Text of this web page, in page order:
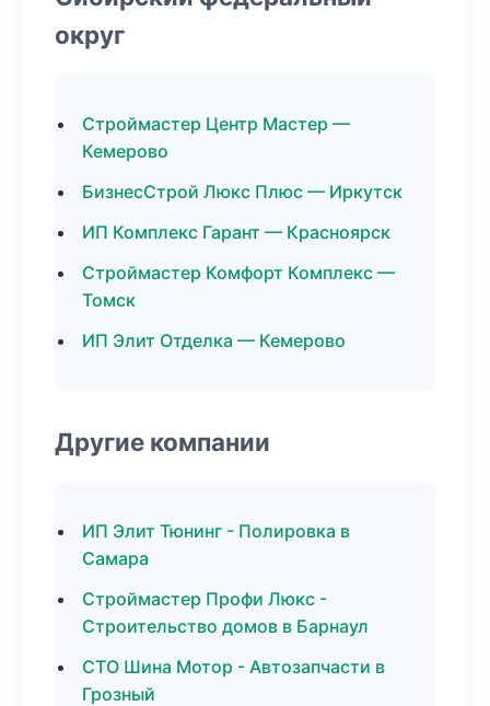
округ
Строймастер Центр Мастер —
Кемерово
БизнесСтрой Люкс Плюс — Иркутск
ИП Комплекс Гарант — Красноярск
Строймастер Комфорт Комплекс —
Томск
ИП Элит Отделка — Кемерово
Другие компании
ИП Элит Тюнинг - Полировка в
Самара
Строймастер Профи Люкс -
Строительство домов в Барнаул
СТО Шина Мотор - Автозапчасти в
Грозный